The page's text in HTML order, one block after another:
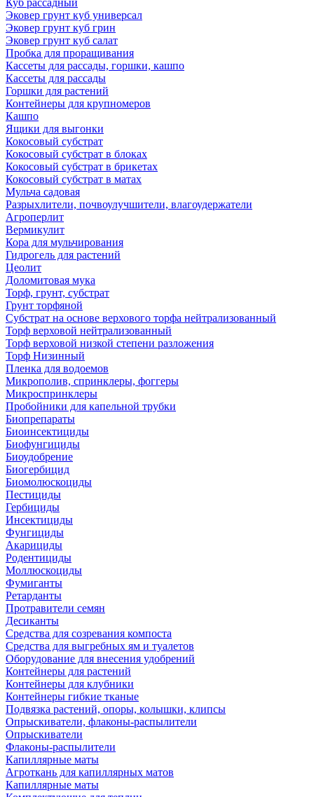
Куб рассадный
Эковер грунт куб универсал
Эковер грунт куб грин
Эковер грунт куб салат
Пробка для проращивания
Кассеты для рассады, горшки, кашпо
Кассеты для рассады
Горшки для растений
Контейнеры для крупномеров
Кашпо
Ящики для выгонки
Кокосовый субстрат
Кокосовый субстрат в блоках
Кокосовый субстрат в брикетах
Кокосовый субстрат в матах
Мульча садовая
Разрыхлители, почвоулучшители, влагоудержатели
Агроперлит
Вермикулит
Кора для мульчирования
Гидрогель для растений
Цеолит
Доломитовая мука
Торф, грунт, субстрат
Грунт торфяной
Субстрат на основе верхового торфа нейтрализованный
Торф верховой нейтрализованный
Торф верховой низкой степени разложения
Торф Низинный
Пленка для водоемов
Микрополив, спринклеры, фоггеры
Микроспринклеры
Пробойники для капельной трубки
Биопрепараты
Биоинсектициды
Биофунгициды
Биоудобрение
Биогербицид
Биомолюскоциды
Пестициды
Гербициды
Инсектициды
Фунгициды
Акарициды
Родентициды
Моллюскоциды
Фумиганты
Ретарданты
Протравители семян
Десиканты
Средства для созревания компоста
Средства для выгребных ям и туалетов
Оборудование для внесения удобрений
Контейнеры для растений
Контейнеры для клубники
Контейнеры гибкие тканые
Подвязка растений, опоры, колышки, клипсы
Опрыскиватели, флаконы-распылители
Опрыскиватели
Флаконы-распылители
Капиллярные маты
Агроткань для капиллярных матов
Капиллярные маты